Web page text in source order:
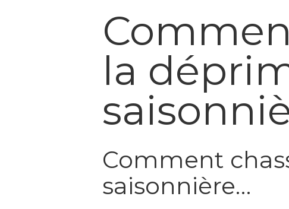
la
Comment
saisonnière…